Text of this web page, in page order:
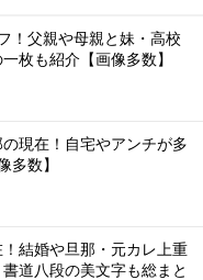
！父親や母親と妹・高校
枚も紹介【画像多数】
現在！自宅やアンチが多
多数】
結婚や旦那・元カレ上重
道八段の美文字も総まと